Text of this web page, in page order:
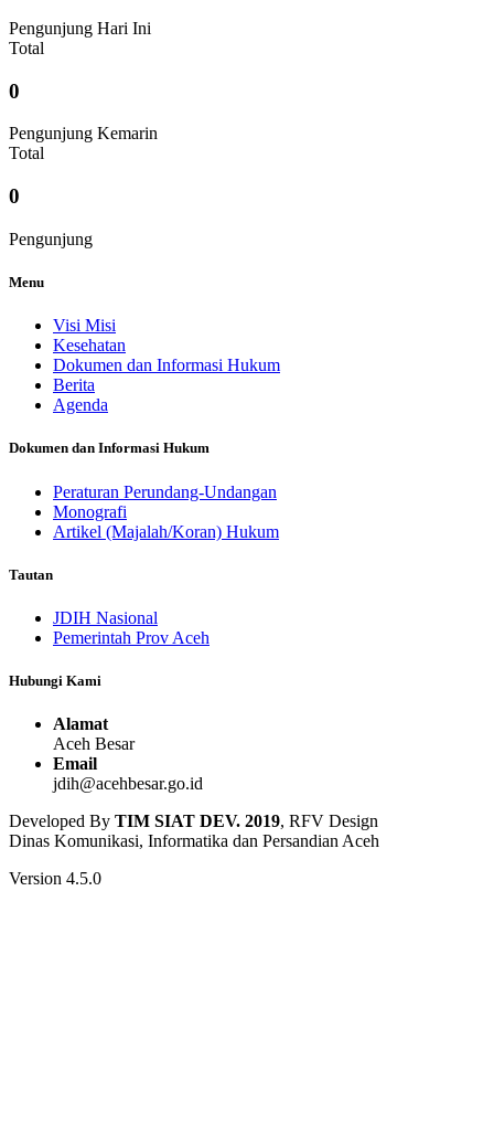
Pengunjung Hari Ini
Total
0
Pengunjung Kemarin
Total
0
Pengunjung
Menu
Visi Misi
Kesehatan
Dokumen dan Informasi Hukum
Berita
Agenda
Dokumen dan Informasi Hukum
Peraturan Perundang-Undangan
Monografi
Artikel (Majalah/Koran) Hukum
Tautan
JDIH Nasional
Pemerintah Prov Aceh
Hubungi Kami
Alamat
Aceh Besar
Email
jdih@acehbesar.go.id
Developed By TIM SIAT DEV. 2019, RFV Design
Dinas Komunikasi, Informatika dan Persandian Aceh
Version 4.5.0